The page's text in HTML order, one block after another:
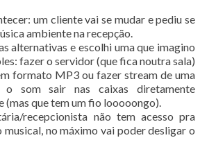
um cliente vai se mudar e pediu se
ambiente na recepção.
alternativas e escolhi uma que imagino
fazer o servidor (que fica noutra sala)
formato MP3 ou fazer stream de uma
som sair nas caixas diretamente
(mas que tem um fio looooongo).
recepcionista não tem acesso pra
musical, no máximo vai poder desligar o